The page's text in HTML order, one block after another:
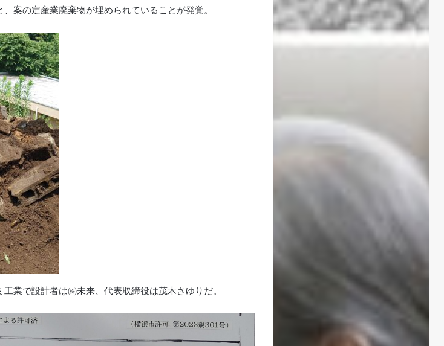
案の定産業廃棄物が埋められていることが発覚。
業で設計者は㈱未来、代表取締役は茂木さゆりだ。